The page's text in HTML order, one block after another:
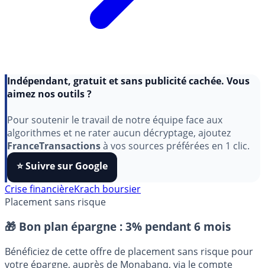
aimez nos outils ?
Pour soutenir le travail de notre équipe face aux
algorithmes et ne rater aucun décryptage, ajoutez
FranceTransactionsà vos sources préférées en 1 clic.
⭐️ Suivre sur Google
Krach boursier
Placement sans risque
🎁 Bon plan épargne : 3% pendant 6 mois